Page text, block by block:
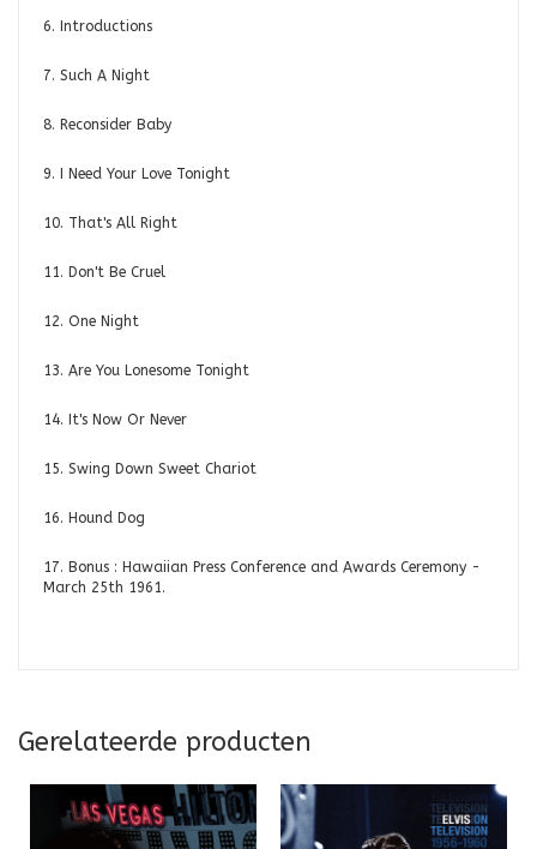
6. Introductions
7. Such A Night
8. Reconsider Baby
9. I Need Your Love Tonight
10. That's All Right
11. Don't Be Cruel
12. One Night
13. Are You Lonesome Tonight
14. It's Now Or Never
15. Swing Down Sweet Chariot
16. Hound Dog
17. Bonus : Hawaiian Press Conference and Awards Ceremony -
March 25th 1961.
Gerelateerde producten